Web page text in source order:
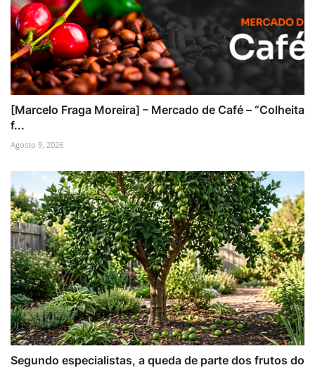
[Marcelo Fraga Moreira] – Mercado de Café – “Colheita
f...
Agosto 9, 2026
Segundo especialistas, a queda de parte dos frutos do